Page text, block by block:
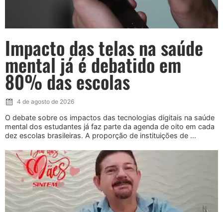
Impacto das telas na saúde
mental já é debatido em
80% das escolas
4 de agosto de 2026
O debate sobre os impactos das tecnologias digitais na saúde
mental dos estudantes já faz parte da agenda de oito em cada
dez escolas brasileiras. A proporção de instituições de ...